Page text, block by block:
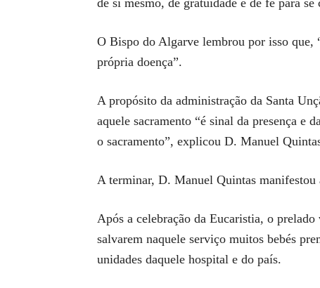
de si mesmo, de gratuidade e de fé para
O Bispo do Algarve lembrou por isso que,
própria doença”.
A propósito da administração da Santa
aquele sacramento “é sinal da presença e
o sacramento”, explicou D. Manuel
A terminar, D. Manuel Quintas manifestou
Após a celebração da Eucaristia, o
salvarem naquele serviço muitos bebés
unidades daquele hospital e do país.